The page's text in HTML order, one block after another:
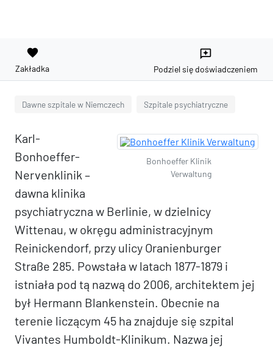
favorite
Zakładka
reviews
Podziel się doświadczeniem
Dawne szpitale w Niemczech Szpitale psychiatryczne
Bonhoeffer Klinik
Verwaltung
Karl-
Bonhoeffer-
Nervenklinik –
dawna klinika
psychiatryczna w Berlinie, w dzielnicy
Wittenau, w okręgu administracyjnym
Reinickendorf, przy ulicy Oranienburger
Straße 285. Powstała w latach 1877-1879 i
istniała pod tą nazwą do 2006, architektem jej
był Hermann Blankenstein. Obecnie na
terenie liczącym 45 ha znajduje się szpital
Vivantes Humboldt-Klinikum. Nazwa jej